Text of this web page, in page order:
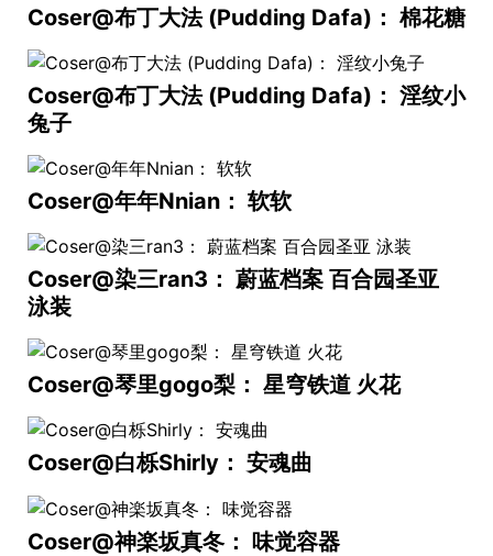
Coser@布丁大法 (Pudding Dafa)： 棉花糖
Coser@布丁大法 (Pudding Dafa)： 淫纹小
兔子
Coser@年年Nnian： 软软
Coser@染三ran3： 蔚蓝档案 百合园圣亚
泳装
Coser@琴里gogo梨： 星穹铁道 火花
Coser@白栎Shirly： 安魂曲
Coser@神楽坂真冬： 味觉容器